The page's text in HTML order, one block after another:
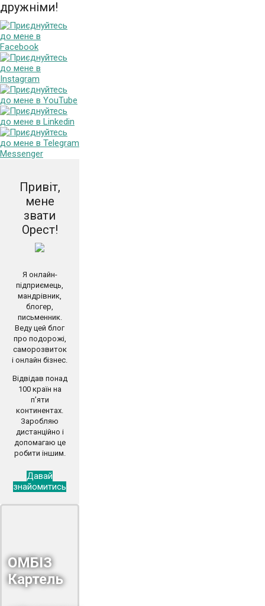
дружніми!
Привіт,
мене
звати
Орест!
Я онлайн-
підприємець,
мандрівник,
блогер,
письменник.
Веду цей блог
про подорожі,
саморозвиток
і онлайн бізнес.
Відвідав понад
100 країн на
п’яти
континентах.
Заробляю
дистанційно і
допомагаю це
робити іншим.
Давай
знайомитись
ОМБІЗ
Картель